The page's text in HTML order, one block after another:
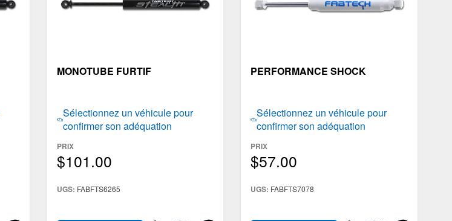
MONOTUBE FURTIF
Sélectionnez un véhicule pour
confirmer son adéquation
PRIX
$101.00
UGS: FABFTS6265
PERFORMANCE SHOCK
Sélectionnez un véhicule pour
confirmer son adéquation
PRIX
$57.00
UGS: FABFTS7078